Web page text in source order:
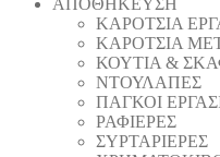
ΑΠΟΘΗΚΕΥΣΗ
ΚΑΡΟΤΣΙΑ
ΚΑΡΟΤΣΙΑ
ΚΟΥΤΙΑ &
ΝΤΟΥΛΑΠΕΣ
ΠΑΓΚΟΙ
ΡΑΦΙΕΡΕΣ
ΣΥΡΤΑΡΙΕΡΕΣ